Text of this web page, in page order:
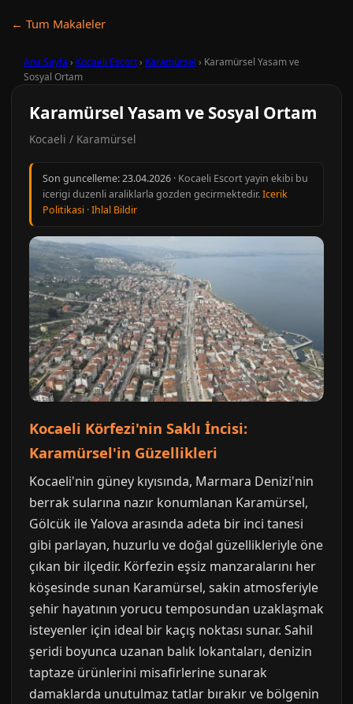
← Tum Makaleler
Ana Sayfa › Kocaeli Escort› Karamürsel › Karamürsel Yasam ve
Sosyal Ortam
Karamürsel Yasam ve Sosyal Ortam
Kocaeli / Karamürsel
Son guncelleme:23.04.2026 · Kocaeli Escort yayin ekibi bu
icerigi duzenli araliklarla gozden gecirmektedir.Icerik
Politikasi ·Ihlal Bildir
Kocaeli Körfezi'nin Saklı İncisi:
Karamürsel'in Güzellikleri
Kocaeli'nin güney kıyısında, Marmara Denizi'nin
berrak sularına nazır konumlanan Karamürsel,
Gölcük ile Yalova arasında adeta bir inci tanesi
gibi parlayan, huzurlu ve doğal güzellikleriyle öne
çıkan bir ilçedir. Körfezin eşsiz manzaralarını her
köşesinde sunan Karamürsel, sakin atmosferiyle
şehir hayatının yorucu temposundan uzaklaşmak
isteyenler için ideal bir kaçış noktası sunar. Sahil
şeridi boyunca uzanan balık lokantaları, denizin
taptaze ürünlerini misafirlerine sunarak
damaklarda unutulmaz tatlar bırakır ve bölgenin